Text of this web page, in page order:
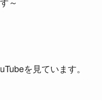
を見ています。